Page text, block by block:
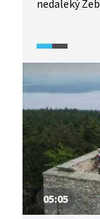
nedaleký
Valdek
kulturní
05:05